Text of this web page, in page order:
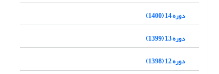
دوره 14 (1400)
دوره 13 (1399)
دوره 12 (1398)